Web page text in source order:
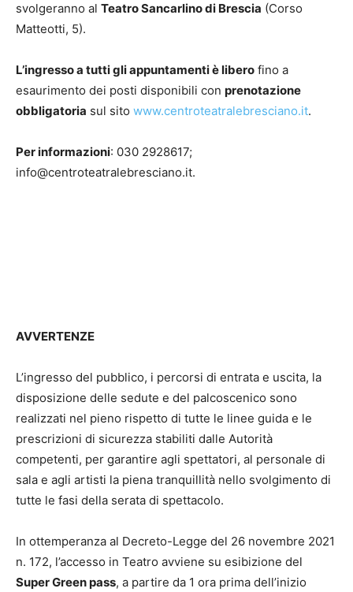
svolgeranno al Teatro Sancarlino di Brescia (Corso
Matteotti, 5).
L’ingresso a tutti gli appuntamenti è libero fino a
esaurimento dei posti disponibili con prenotazione
obbligatoria sul sito www.centroteatralebresciano.it.
Per informazioni: 030 2928617;
info@centroteatralebresciano.it.
AVVERTENZE
L’ingresso del pubblico, i percorsi di entrata e uscita, la
disposizione delle sedute e del palcoscenico sono
realizzati nel pieno rispetto di tutte le linee guida e le
prescrizioni di sicurezza stabiliti dalle Autorità
competenti, per garantire agli spettatori, al personale di
sala e agli artisti la piena tranquillità nello svolgimento di
tutte le fasi della serata di spettacolo.
In ottemperanza al Decreto-Legge del 26 novembre 2021
n. 172, l’accesso in Teatro avviene su esibizione del
Super Green pass, a partire da 1 ora prima dell’inizio